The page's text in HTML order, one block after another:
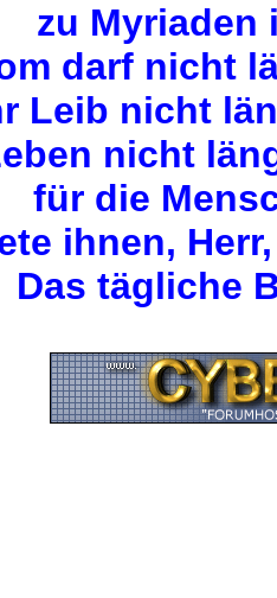
zu Myriaden
darf nicht
Leib nicht
nicht
für die
ihnen,
Das tägliche